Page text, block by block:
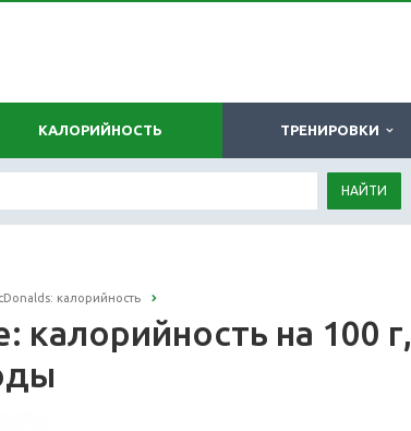
КАЛОРИЙНОСТЬ ТРЕНИРОВКИ
НАЙТИ
калорийность
калорийность на 100 г,